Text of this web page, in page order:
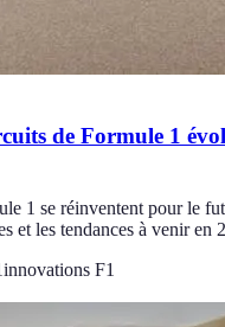
de Formule 1
1 se réinventent pour le
et les tendances à venir en
innovations F1